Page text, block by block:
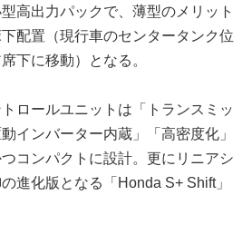
高出力パックで、薄型のメリット
配置（現行車のセンタータンク位
下に移動）となる。
ロールユニットは「トランスミッ
インバーター内蔵」「高密度化」
コンパクトに設計。更にリニアシ
進化版となる「Honda S+ Shift」